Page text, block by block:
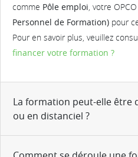
comme Pôle emploi , votre
Personnel de Formation) pour
Pour en savoir plus, veuillez
financer votre formation ?
La formation peut-elle être
ou en distanciel ?